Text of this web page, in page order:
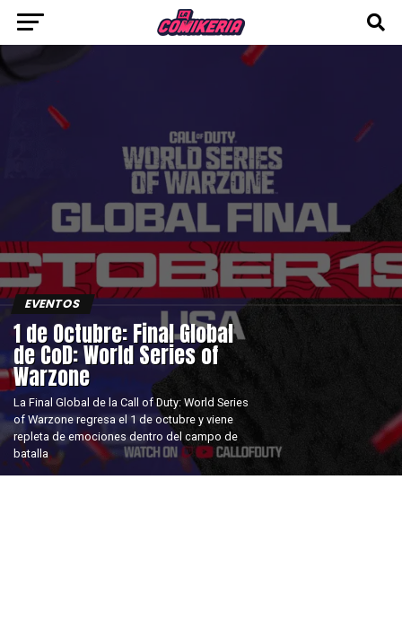
EVENTOS
1 de Octubre: Final Global
de CoD: World Series of
Warzone
La Final Global de la Call of Duty: World Series
of Warzone regresa el 1 de octubre y viene
repleta de emociones dentro del campo de
batalla